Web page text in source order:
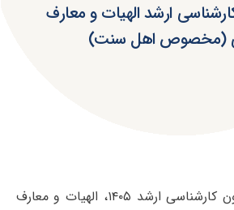
ارشد الهیات و معارف
(مخصوص اهل سنت)
بر اساس دفترچه آزمون کارشناسی ارشد ۱۴۰۵، الهیات و معارف